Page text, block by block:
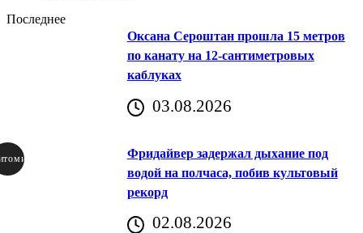
Последнее
Оксана Сероштан прошла 15 метров
по канату на 12-сантиметровых
каблуках
03.08.2026
Фридайвер задержал дыхание под
водой на полчаса, побив культовый
рекорд
02.08.2026